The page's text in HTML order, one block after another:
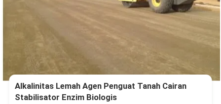
Alkalinitas Lemah Agen Penguat Tanah Cairan
Stabilisator Enzim Biologis